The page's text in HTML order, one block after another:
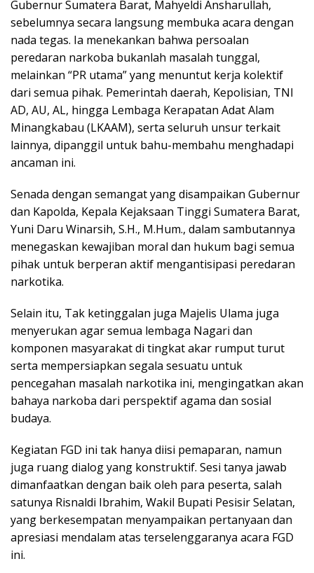
Gubernur Sumatera Barat, Mahyeldi Ansharullah,
sebelumnya secara langsung membuka acara dengan
nada tegas. Ia menekankan bahwa persoalan
peredaran narkoba bukanlah masalah tunggal,
melainkan “PR utama” yang menuntut kerja kolektif
dari semua pihak. Pemerintah daerah, Kepolisian, TNI
AD, AU, AL, hingga Lembaga Kerapatan Adat Alam
Minangkabau (LKAAM), serta seluruh unsur terkait
lainnya, dipanggil untuk bahu-membahu menghadapi
ancaman ini.
Senada dengan semangat yang disampaikan Gubernur
dan Kapolda, Kepala Kejaksaan Tinggi Sumatera Barat,
Yuni Daru Winarsih, S.H., M.Hum., dalam sambutannya
menegaskan kewajiban moral dan hukum bagi semua
pihak untuk berperan aktif mengantisipasi peredaran
narkotika.
Selain itu, Tak ketinggalan juga Majelis Ulama juga
menyerukan agar semua lembaga Nagari dan
komponen masyarakat di tingkat akar rumput turut
serta mempersiapkan segala sesuatu untuk
pencegahan masalah narkotika ini, mengingatkan akan
bahaya narkoba dari perspektif agama dan sosial
budaya.
Kegiatan FGD ini tak hanya diisi pemaparan, namun
juga ruang dialog yang konstruktif. Sesi tanya jawab
dimanfaatkan dengan baik oleh para peserta, salah
satunya Risnaldi Ibrahim, Wakil Bupati Pesisir Selatan,
yang berkesempatan menyampaikan pertanyaan dan
apresiasi mendalam atas terselenggaranya acara FGD
ini.